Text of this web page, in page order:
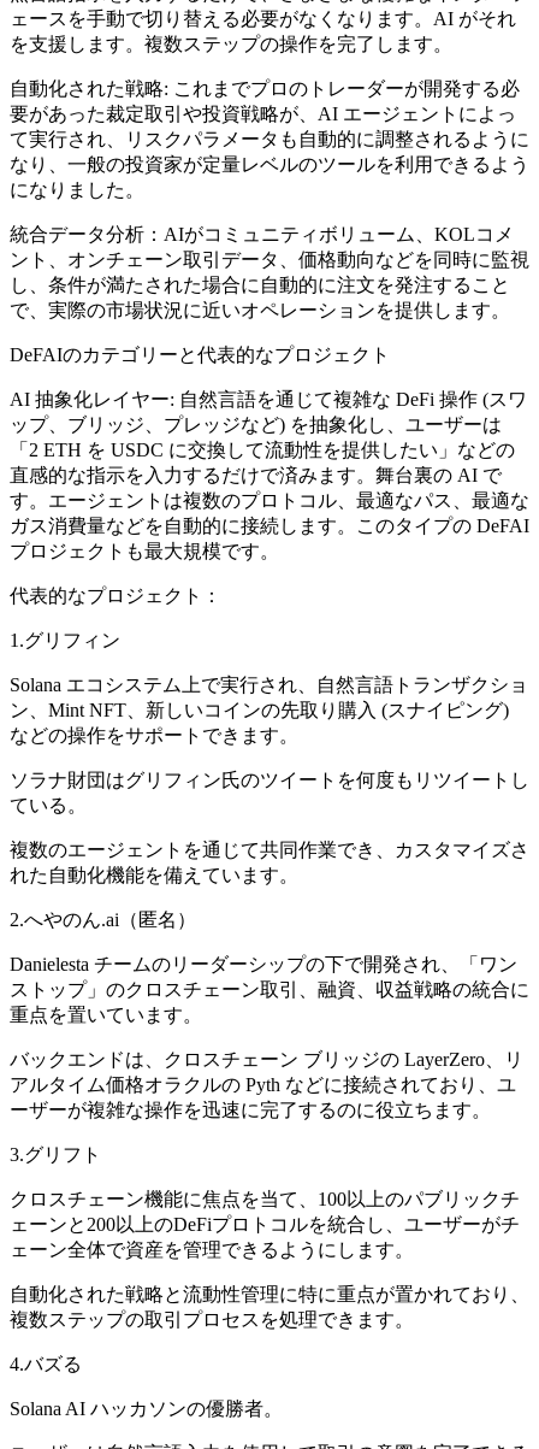
ェースを手動で切り替える必要がなくなります。AI がそれ
を支援します。複数ステップの操作を完了します。
自動化された戦略: これまでプロのトレーダーが開発する必
要があった裁定取引や投資戦略が、AI エージェントによっ
て実行され、リスクパラメータも自動的に調整されるように
なり、一般の投資家が定量レベルのツールを利用できるよう
になりました。
統合データ分析：AIがコミュニティボリューム、KOLコメ
ント、オンチェーン取引データ、価格動向などを同時に監視
し、条件が満たされた場合に自動的に注文を発注すること
で、実際の市場状況に近いオペレーションを提供します。
DeFAIのカテゴリーと代表的なプロジェクト
AI 抽象化レイヤー: 自然言語を通じて複雑な DeFi 操作 (スワ
ップ、ブリッジ、プレッジなど) を抽象化し、ユーザーは
「2 ETH を USDC に交換して流動性を提供したい」などの
直感的な指示を入力するだけで済みます。舞台裏の AI で
す。エージェントは複数のプロトコル、最適なパス、最適な
ガス消費量などを自動的に接続します。このタイプの DeFAI
プロジェクトも最大規模です。
代表的なプロジェクト：
1.グリフィン
Solana エコシステム上で実行され、自然言語トランザクショ
ン、Mint NFT、新しいコインの先取り購入 (スナイピング)
などの操作をサポートできます。
ソラナ財団はグリフィン氏のツイートを何度もリツイートし
ている。
複数のエージェントを通じて共同作業でき、カスタマイズさ
れた自動化機能を備えています。
2.へやのん.ai（匿名）
Danielesta チームのリーダーシップの下で開発され、「ワン
ストップ」のクロスチェーン取引、融資、収益戦略の統合に
重点を置いています。
バックエンドは、クロスチェーン ブリッジの LayerZero、リ
アルタイム価格オラクルの Pyth などに接続されており、ユ
ーザーが複雑な操作を迅速に完了するのに役立ちます。
3.グリフト
クロスチェーン機能に焦点を当て、100以上のパブリックチ
ェーンと200以上のDeFiプロトコルを統合し、ユーザーがチ
ェーン全体で資産を管理できるようにします。
自動化された戦略と流動性管理に特に重点が置かれており、
複数ステップの取引プロセスを処理できます。
4.バズる
Solana AI ハッカソンの優勝者。